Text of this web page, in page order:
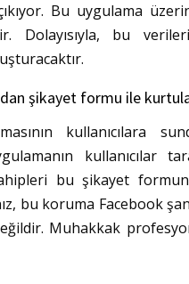
Bu uygulama
Dolayısıyla, bu
şikayet formu ile
kullanıcılara
kullanıcılar
bu şikayet
bu koruma Facebook
Muhakkak